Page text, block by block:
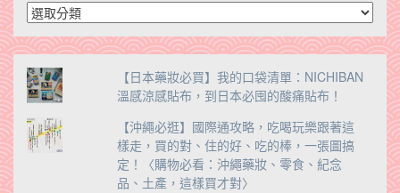
分
類
【日本藥妝必買】我的口袋清單：NICHIBAN
溫感涼感貼布，到日本必囤的酸痛貼布！
【沖繩必逛】國際通攻略，吃喝玩樂跟著這
樣走，買的對、住的好、吃的棒，一張圖搞
定！〈購物必看：沖繩藥妝、零食、紀念
品、土產，這樣買才對〉